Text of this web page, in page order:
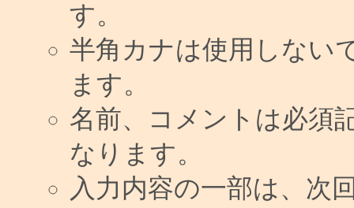
す。
半角カナは使用しない
ます。
名前、コメントは必須
なります。
入力内容の一部は、次